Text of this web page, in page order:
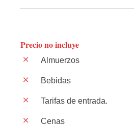
Precio no incluye
Almuerzos
Bebidas
Tarifas de entrada.
Cenas